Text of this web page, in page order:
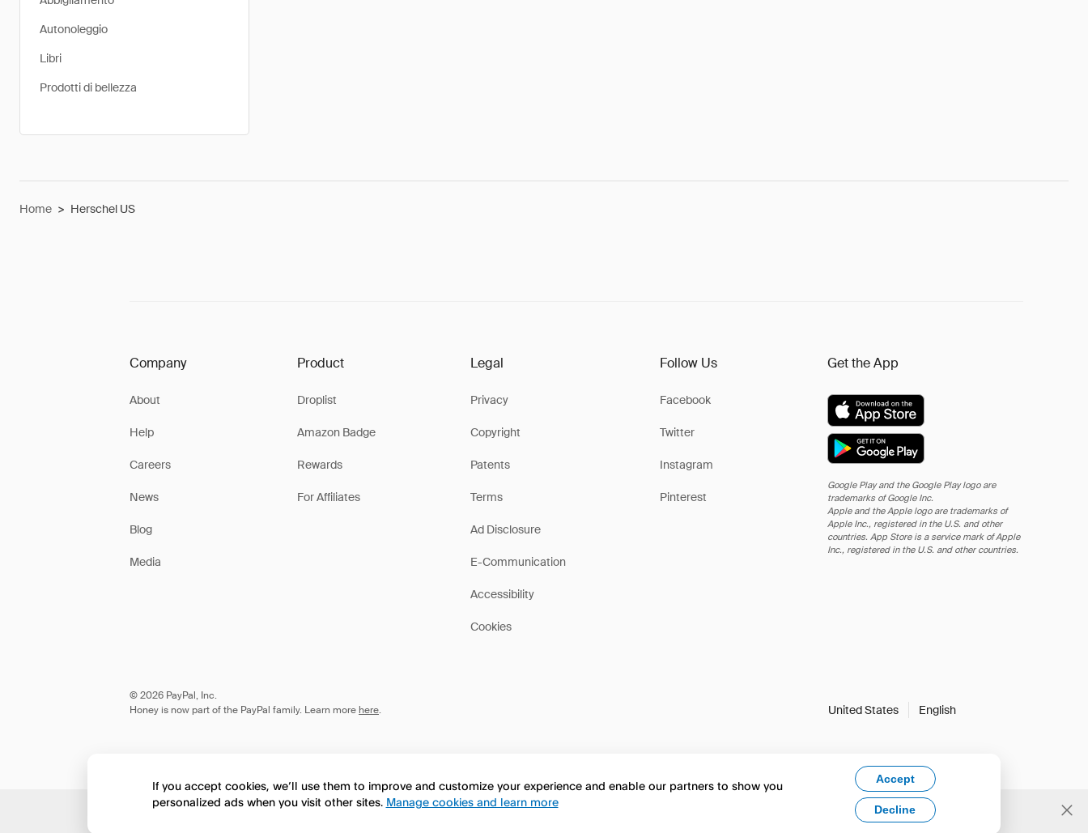
Autonoleggio
Libri
Prodotti di bellezza
Home > Herschel US
Company
About
Help
Careers
News
Blog
Media
Product
Droplist
Amazon Badge
Rewards
For Affiliates
Legal
Privacy
Copyright
Patents
Terms
Ad Disclosure
E-Communication
Accessibility
Cookies
Follow Us
Facebook
Twitter
Instagram
Pinterest
Get the App
Google Play and the Google Play logo are
trademarks of Google Inc.
Apple and the Apple logo are trademarks of
Apple Inc., registered in the U.S. and other
countries. App Store is a service mark of Apple
Inc., registered in the U.S. and other countries.
© 2026 PayPal, Inc.
Honey is now part of the PayPal family. Learn more here. United States English
If you accept cookies, we’ll use them to improve and customize your experience and enable our partners to show you
personalized ads when you visit other sites. Manage cookies and learn more
Accept
Decline